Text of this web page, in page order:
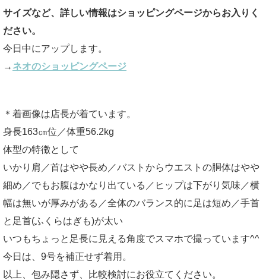
サイズなど、詳しい情報はショッピングページからお入りく
ださい。
今日中にアップします。
→ ネオのショッピングページ
＊着画像は店長が着ています。
身長163㎝位／体重56.2kg
体型の特徴として
いかり肩／首はやや長め／バストからウエストの胴体はやや
細め／でもお腹はかなり出ている／ヒップは下がり気味／横
幅は無いが厚みがある／全体のバランス的に足は短め／手首
と足首(ふくらはぎも)が太い
いつもちょっと足長に見える角度でスマホで撮っています^^
今日は、9号を補正せず着用。
以上、包み隠さず、比較検討にお役立てください。